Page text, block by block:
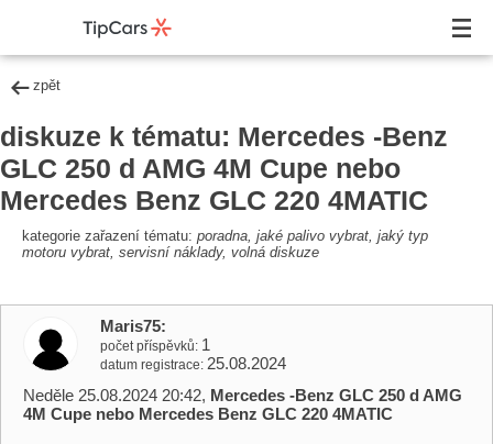
zpět
diskuze k tématu: Mercedes -Benz
GLC 250 d AMG 4M Cupe nebo
Mercedes Benz GLC 220 4MATIC
kategorie zařazení tématu: poradna, jaké palivo vybrat, jaký typ
motoru vybrat, servisní náklady, volná diskuze
Maris75
počet příspěvků 1
datum registrace 25.08.2024
Neděle 25.08.2024 20:42, Mercedes -Benz GLC 250 d AMG
4M Cupe nebo Mercedes Benz GLC 220 4MATIC